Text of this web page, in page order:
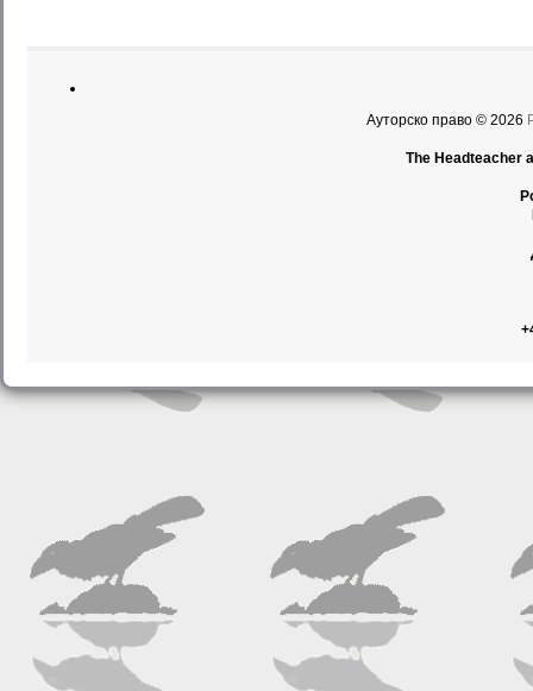
Ауторско право © 2026
The Headteacher